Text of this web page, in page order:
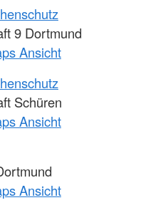
9 Dortmund
Ansicht
Schüren
Ansicht
Ansicht